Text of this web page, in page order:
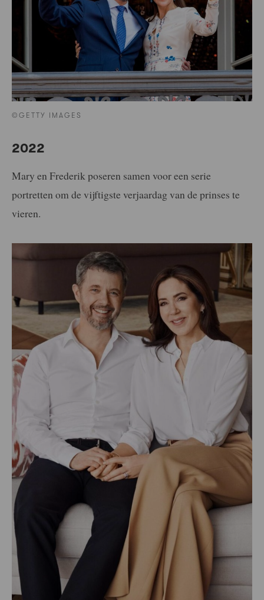
©GETTY IMAGES
2022
Mary en Frederik poseren samen voor een serie
portretten om de vijftigste verjaardag van de prinses te
vieren.